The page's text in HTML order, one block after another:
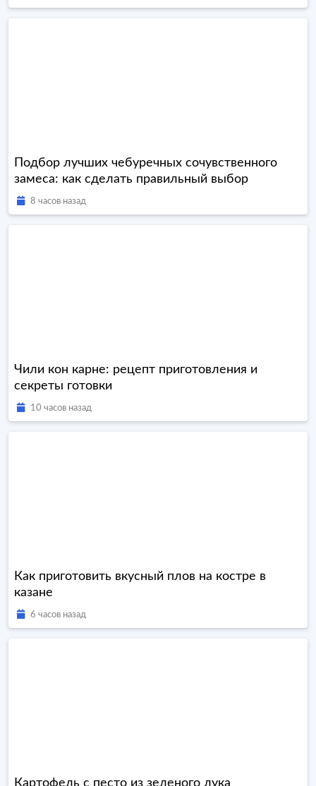
Подбор лучших чебуречных сочувственного
замеса: как сделать правильный выбор
8 часов назад
Чили кон карне: рецепт приготовления и
секреты готовки
10 часов назад
Как приготовить вкусный плов на костре в
казане
6 часов назад
Картофель с песто из зеленого лука